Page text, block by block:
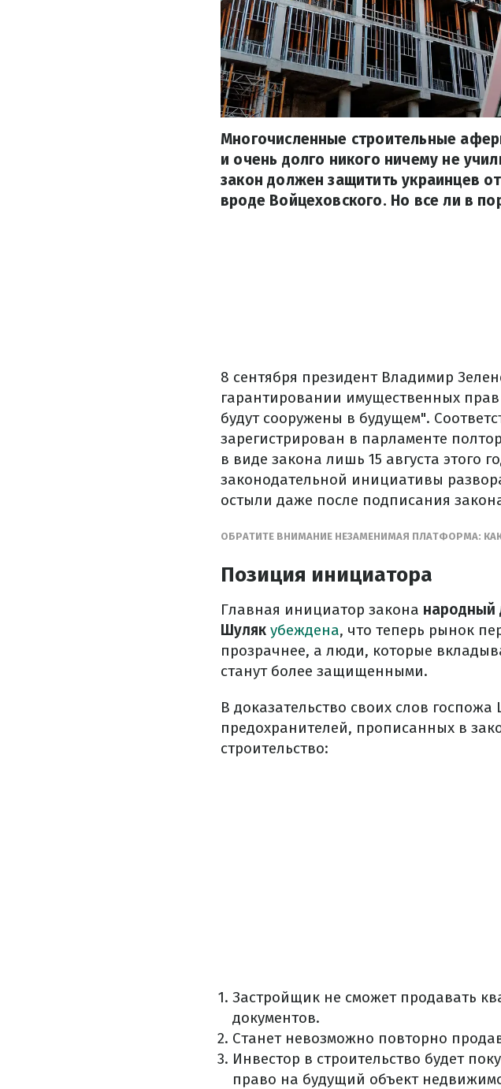
Многочисленные строительные
и очень долго никого ничему не
закон должен защитить украинцев
вроде Войцеховского. Но все ли в
8 сентября президент Владимир
гарантировании имущественных
будут сооружены в будущем".
зарегистрирован в парламенте
в виде закона лишь 15 августа этого
законодательной инициативы
остыли даже после подписания
ОБРАТИТЕ ВНИМАНИЕ НЕЗАМЕНИМАЯ ПЛАТФОРМА:
Позиция инициатора
Главная инициатор закона народный
Шуляк убеждена, что теперь рынок
прозрачнее, а люди, которые
станут более защищенными.
В доказательство своих слов
предохранителей, прописанных в
строительство:
Застройщик не сможет продавать
документов.
Станет невозможно повторно
Инвестор в строительство будет
право на будущий объект